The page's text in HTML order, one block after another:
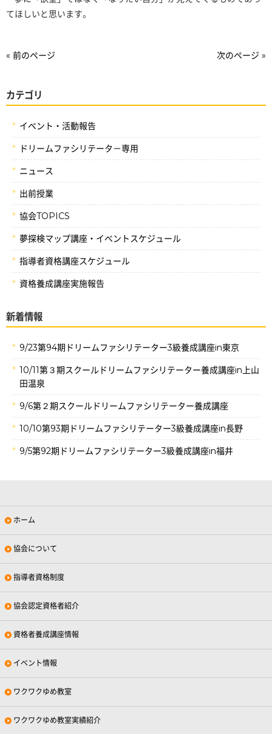
てほしいと思います。
« 前のページ 次のページ »
カテゴリ
イベント・活動報告
ドリームファシリテータ－専用
ニュース
出前授業
協会TOPICS
夢探検マップ講座・イベントスケジュール
指導者資格講座スケジュール
資格養成講座実施報告
新着情報
9/23第94期ドリームファシリテーター3級養成講座in東京
10/11第３期スクールドリームファシリテーター養成講座in上山
田温泉
9/6第２期スクールドリームファシリテーター養成講座
10/10第93期ドリームファシリテーター3級養成講座in長野
9/5第92期ドリームファシリテーター3級養成講座in福井
ホーム
協会について
指導者資格制度
協会認定資格者紹介
資格者養成講座情報
イベント情報
ワクワクゆめ教室
ワクワクゆめ教室実績紹介